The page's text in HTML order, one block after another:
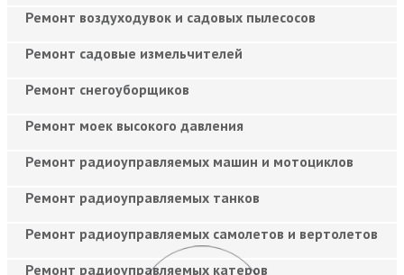
Ремонт воздуходувок и садовых пылесосов
Ремонт садовые измельчителей
Ремонт снегоуборщиков
Ремонт моек высокого давления
Ремонт радиоуправляемых машин и мотоциклов
Ремонт радиоуправляемых танков
Ремонт радиоуправляемых самолетов и вертолетов
Ремонт радиоуправляемых катеров